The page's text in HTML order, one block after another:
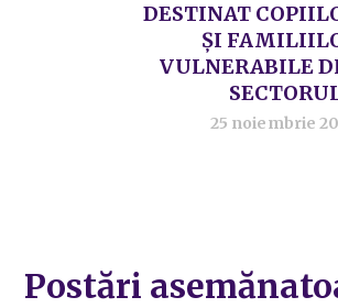
DESTINAT
ȘI
VULNERABILE
25 noiembrie
Postări